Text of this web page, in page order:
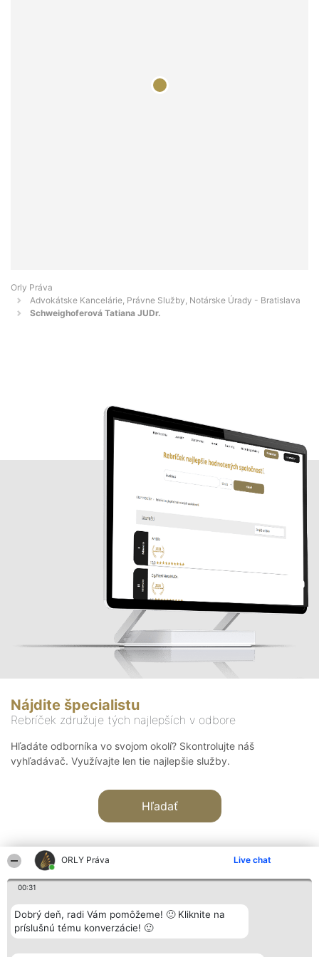
ORLY Práva Live chat
00:31
Dobrý deň, radi Vám pomôžeme! 🙂 Kliknite na
príslušnú tému konverzácie! 🙂
Orly Práva
Advokátske Kancelárie, Právne Služby, Notárske Úrady - Bratislava
Schweighoferová Tatiana JUDr.
Nájdite špecialistu
Rebríček združuje tých najlepších v odbore
Hľadáte odborníka vo svojom okolí? Skontrolujte náš
vyhľadávač. Využívajte len tie najlepšie služby.
Hľadať
Organizátor hodnotenia
Bright Side Solutions sp. z o.
o. sp. k.
Wrocław 50-079
Hodnotenie
Laureáti
Lista
Laureatów
Kontakt
Kontakt